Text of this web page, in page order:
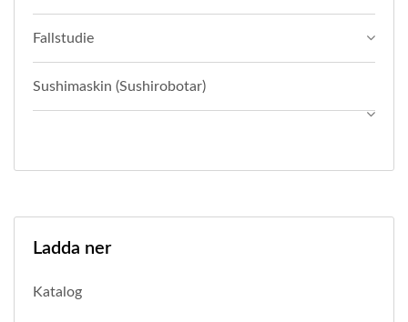
Fallstudie
Sushimaskin (Sushirobotar)
Ladda ner
Katalog